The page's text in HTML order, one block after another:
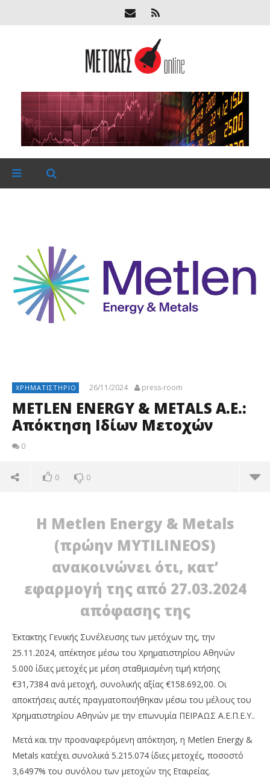
ΧΡΗΜΑΤΙΣΤΉΡΙΟ 26/11/2024 press-room
METLEN ENERGY & METALS Α.Ε.:
Απόκτηση Ιδίων Μετοχών
0
0 0
NOW VIEWING
METLEN ENERGY & METALS Α.Ε.: Απόκτηση Ιδίων
Μετοχών
26/11/2024
press-
Η Metlen Energy & Metals
(πρώην MYTILINEOS)
ανακοινώνει ότι, κατ’
εφαρμογή της από 27.03.2024
απόφασης της
Έκτακτης Γενικής Συνέλευσης των μετόχων της, την
25.11.2024, απέκτησε μέσω του Χρηματιστηρίου Αθηνών
5.000 ίδιες μετοχές με μέση σταθμισμένη τιμή κτήσης
€31,7384 ανά μετοχή, συνολικής αξίας €158.692,00. Οι
αποκτήσεις αυτές πραγματοποιήθηκαν μέσω του μέλους του
Χρηματιστηρίου Αθηνών με την επωνυμία ΠΕΙΡΑΩΣ Α.Ε.Π.Ε.Υ..
Μετά και την προαναφερόμενη απόκτηση, η Metlen Energy &
Metals κατέχει συνολικά 5.215.074 ίδιες μετοχές, ποσοστό
3,6497% του συνόλου των μετοχών της Εταιρείας.